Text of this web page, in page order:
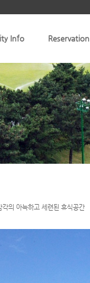
Info Reservation
의 아늑하고 세련된 휴식공간